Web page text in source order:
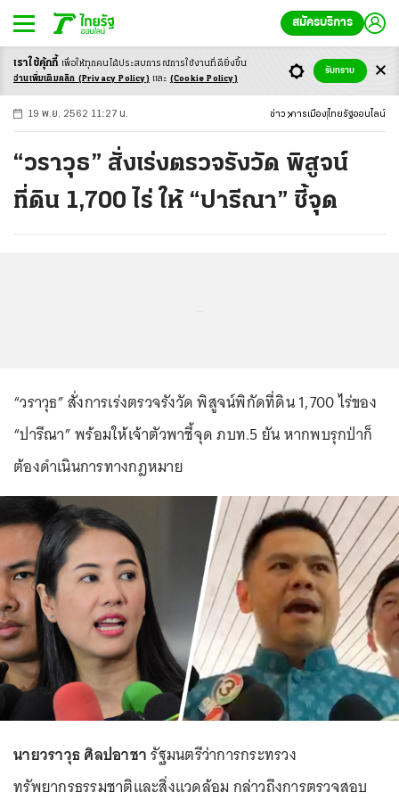
สมัครบริการ
-ก ก ก+
19 พ.ย. 2562 11:27 น. ข่าว การเมือง ไทยรัฐออนไลน์
“วราวุธ” สั่งเร่งตรวจรังวัด พิสูจน์
ที่ดิน 1,700 ไร่ ให้ “ปารีณา” ชี้จุด
“วราวุธ” สั่งการเร่งตรวจรังวัด พิสูจน์พิกัดที่ดิน 1,700 ไร่ของ
“ปารีณา” พร้อมให้เจ้าตัวพาชี้จุด ภบท.5 ยัน หากพบรุกป่าก็
ต้องดำเนินการทางกฎหมาย
นายวราวุธ ศิลปอาชารัฐมนตรีว่าการกระทรวง
ทรัพยากรธรรมชาติและสิ่งแวดล้อม กล่าวถึงการตรวจสอบ
เราใช้คุ้กกี้ เพื่อให้ทุกคนได้ประสบการณ์การใช้งานที่ดียิ่งขึ้น
อ่านเพิ่มเติมคลิก (Privacy Policy) และ (Cookie Policy)
รับทราบ